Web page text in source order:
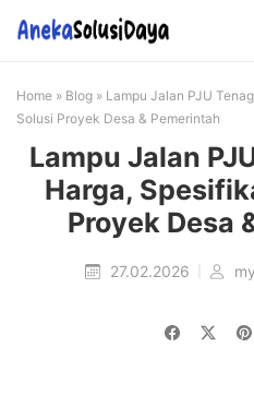
Home » Blog » Lampu Jalan PJU
Solusi Proyek Desa & Pemerintah
Lampu Jalan
Harga,
Proyek Desa
27.02.2026